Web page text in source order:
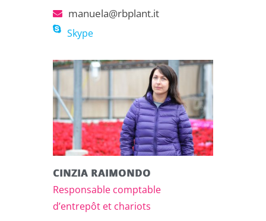
manuela@rbplant.it
Skype
CINZIA RAIMONDO
Responsable comptable
d’entrepôt et chariots